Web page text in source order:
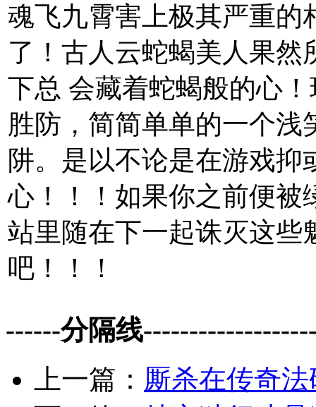
魂飞九霄害上极其严重的
了！古人云蛇蝎美人果
下总 会藏着蛇蝎般的心
胜防，简简单单的一个浅
阱。是以不论是在游戏
心！！！如果你之前便被
站里随在下一起诛灭这些
吧！！！
------分隔线
上一篇： 厮杀在传奇